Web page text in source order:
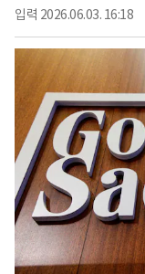
입력 2026.06.03. 16:18